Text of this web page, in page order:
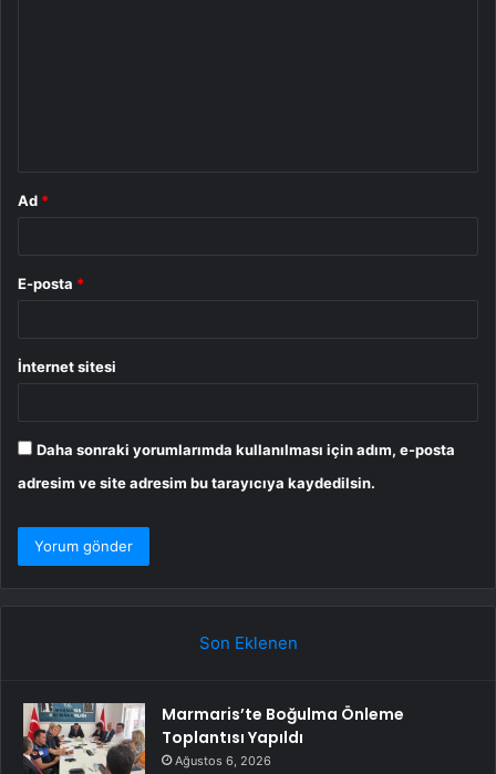
Ad *
E-posta *
İnternet sitesi
Daha sonraki yorumlarımda kullanılması için adım, e-posta
adresim ve site adresim bu tarayıcıya kaydedilsin.
Son Eklenen
Marmaris’te Boğulma Önleme
Toplantısı Yapıldı
Ağustos 6, 2026